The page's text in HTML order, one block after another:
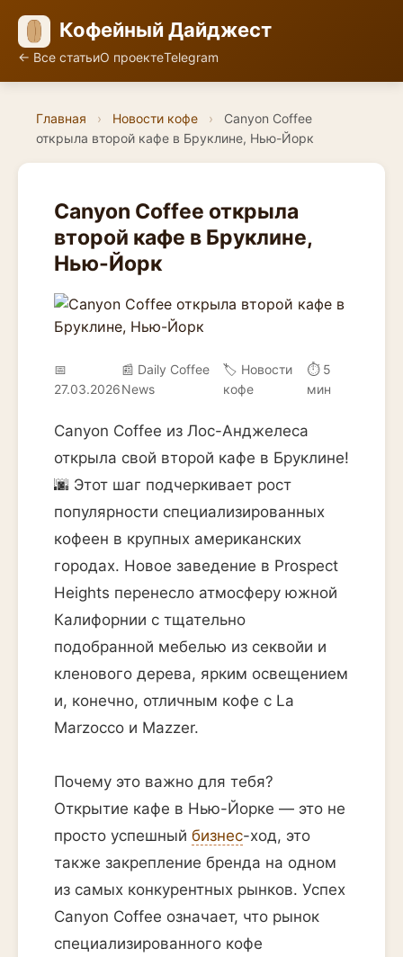
Кофейный Дайджест
← Все статьиО проектеTelegram
Главная › Новости кофе ›
Canyon Coffee
открыла второй кафе в Бруклине, Нью-Йорк
Canyon Coffee открыла
второй кафе в Бруклине,
Нью-Йорк
📅
27.03.2026
📰 Daily Coffee
News
🏷️ Новости
кофе
⏱ 5
мин
Canyon Coffee из Лос-Анджелеса
открыла свой второй кафе в Бруклине!
🌆 Этот шаг подчеркивает рост
популярности специализированных
кофеен в крупных американских
городах. Новое заведение в Prospect
Heights перенесло атмосферу южной
Калифорнии с тщательно
подобранной мебелью из секвойи и
кленового дерева, ярким освещением
и, конечно, отличным кофе с La
Marzocco и Mazzer.
Почему это важно для тебя?
Открытие кафе в Нью-Йорке — это не
просто успешный бизнес-ход, это
также закрепление бренда на одном
из самых конкурентных рынков. Успех
Canyon Coffee означает, что рынок
специализированного кофе